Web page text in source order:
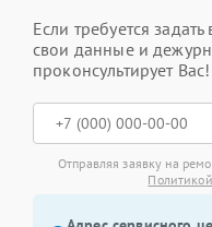
Если требуется
свои данные и
проконсультирует Вас!
Отправляя заявку на